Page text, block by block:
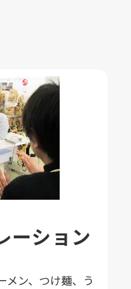
ーション
メン、つけ麺、う